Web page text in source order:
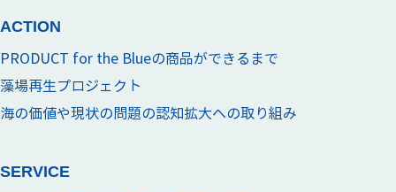
ACTION
PRODUCT for the Blueの商品ができるまで
藻場再生プロジェクト
海の価値や現状の問題の認知拡大への取り組み
SERVICE